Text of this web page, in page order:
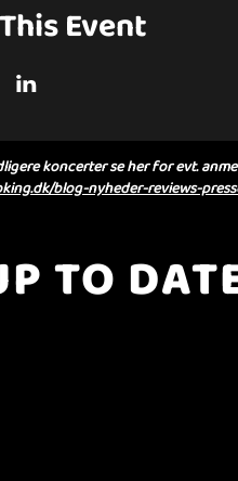
Event
koncerter se her for evt.
blog-nyheder-reviews-
TO